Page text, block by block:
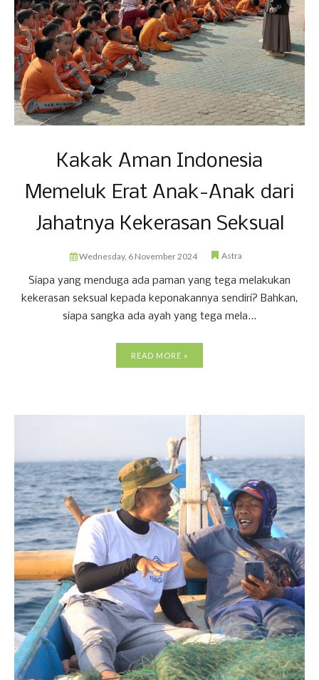
Kakak Aman Indonesia
Memeluk Erat Anak-Anak dari
Jahatnya Kekerasan Seksual
Wednesday, 6 November 2024 Astra
Siapa yang menduga ada paman yang tega melakukan
kekerasan seksual kepada keponakannya sendiri? Bahkan,
siapa sangka ada ayah yang tega mela...
READ MORE »